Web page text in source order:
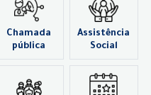
Chamada
pública
Assistência
Social